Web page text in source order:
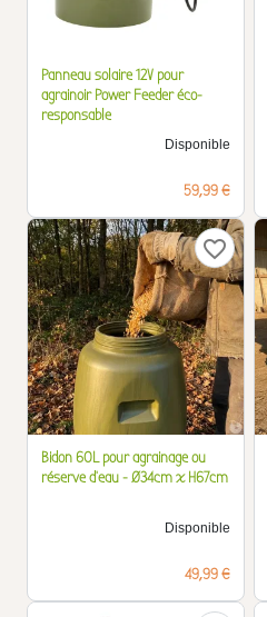
Panneau solaire 12V pour
agrainoir Power Feeder éco-
responsable
Disponible
Prix
59,99 €
favorite_border
Bidon 60L pour agrainage ou
réserve d'eau - Ø34cm x H67cm
Disponible
Prix
49,99 €